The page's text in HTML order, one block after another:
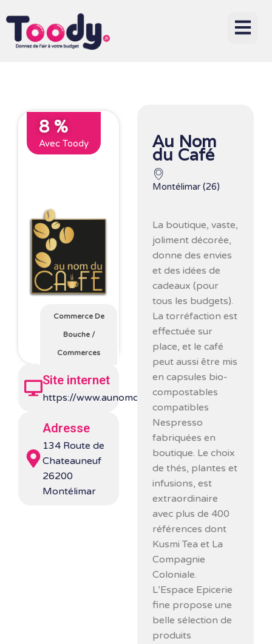
8 %
Avec Toody
Commerce De
Bouche/
Commerces
Site internet
https://www.aunomducafe.fr/
Adresse
134 Route de
Chateauneuf
26200
Montélimar
Au Nom
du Café
Montélimar (26)
La boutique, vaste,
joliment décorée,
donne des envies
et des idées de
cadeaux (pour
tous les budgets).
La torréfaction est
effectuée sur
place, et le café
peut aussi être mis
en capsules bio-
compostables
compatibles
Nespresso
fabriquées en
boutique. Le choix
de thés, plantes et
infusions, est
extraordinaire
avec plus de 400
références dont
Kusmi Tea et La
Compagnie
Coloniale.
L’Espace Epicerie
fine propose une
belle sélection de
produits